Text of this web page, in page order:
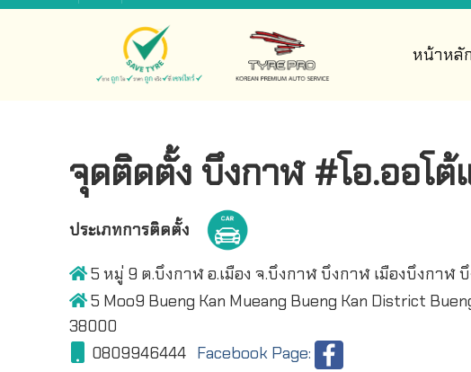
หน้าหลัก
จุดติดตั้ง บึงกาฬ #โอ.ออโ
ประเภทการติดตั้ง
5 หมู่ 9 ต.บึงกาฬ อ.เมือง จ.บึงกาฬ บึงกาฬ เมืองบึงกาฬ
5 Moo9 Bueng Kan Mueang Bueng Kan District
38000
0809946444 Facebook Page: